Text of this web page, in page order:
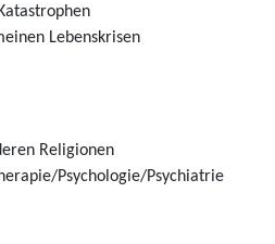
Lebenskrisen
Religionen
Psychologie/Psychiatrie